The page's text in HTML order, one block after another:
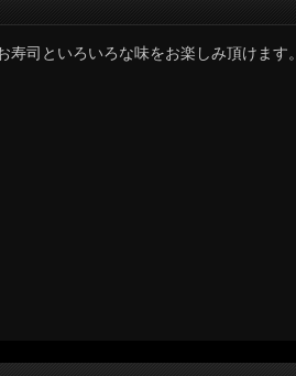
寿司といろいろな味をお楽しみ頂けます。